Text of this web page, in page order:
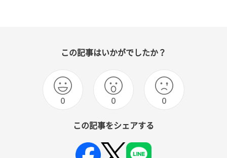
この記事はいかがでしたか？
0 0 0
この記事をシェアする